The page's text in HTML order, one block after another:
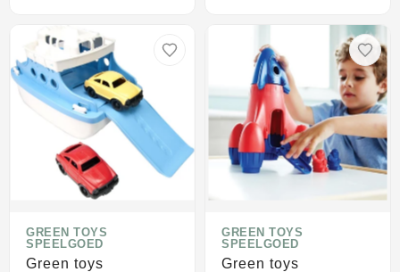
GREEN TOYS
SPEELGOED
Green toys
GREEN TOYS
SPEELGOED
Green toys